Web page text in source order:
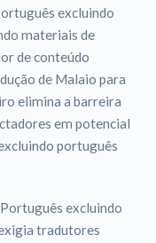
excluindo
materiais de
de conteúdo
de Malaio para
elimina a barreira
em potencial
português
excluindo
tradutores